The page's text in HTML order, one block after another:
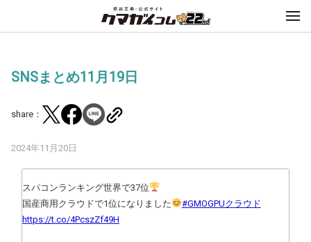
SNSまとめ11月19日
share：
2024年11月20日
スパコンランキング世界で37位
国産商用クラウドで1位になりました
#GMOGPUクラウド
https://t.co/4PcszZf49H